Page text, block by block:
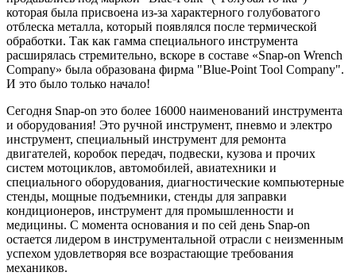
которая была присвоена из-за характерного голубоватого
отблеска металла, который появлялся после термической
обработки. Так как гамма специального инструмента
расширялась стремительно, вскоре в составе «Snap-on Wrench
Company» была образована фирма "Blue-Point Tool Company".
И это было только начало!
Сегодня Snap-on это более 16000 наименований инструмента
и оборудования! Это ручной инструмент, пневмо и электро
инструмент, специальный инструмент для ремонта
двигателей, коробок передач, подвески, кузова и прочих
систем мотоциклов, автомобилей, авиатехники и
специального оборудования, диагностические компьютерные
стенды, мощные подъемники, стенды для заправки
кондиционеров, инструмент для промышленности и
медицины. С момента основания и по сей день Snap-on
остается лидером в инструментальной отрасли с неизменным
успехом удовлетворяя все возрастающие требования
механиков.